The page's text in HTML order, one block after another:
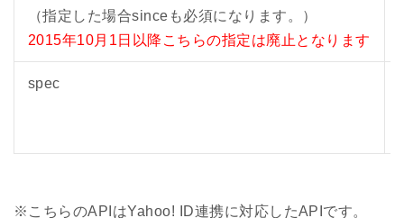
（指定した場合sinceも必須になります。）
2015年10月1日以降こちらの指定は廃止となります
spec
※こちらのAPIはYahoo! ID連携に対応したAPIです。